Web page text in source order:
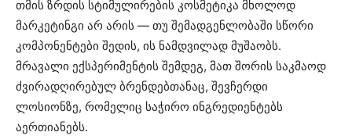
თმის ზრდის სტიმულირების კოსმეტიკა მხოლოდ
მარკეტინგი არ არის — თუ შემადგენლობაში სწორი
კომპონენტები შედის, ის ნამდვილად მუშაობს.
მრავალი ექსპერიმენტის შემდეგ, მათ შორის საკმაოდ
ძვირადღირებულ ბრენდებთანაც, შევჩერდი
ლოსიონზე, რომელიც საჭირო ინგრედიენტებს
აერთიანებს.